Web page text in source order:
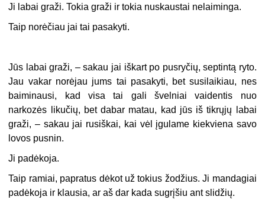
Ji labai graži. Tokia graži ir tokia nuskaustai nelaiminga.
Taip norėčiau jai tai pasakyti.
Jūs labai graži, – sakau jai iškart po pusryčių, septintą ryto.
Jau vakar norėjau jums tai pasakyti, bet susilaikiau, nes
baiminausi, kad visa tai gali švelniai vaidentis nuo
narkozės likučių, bet dabar matau, kad jūs iš tikrųjų labai
graži, – sakau jai rusiškai, kai vėl įgulame kiekviena savo
lovos pusnin.
Ji padėkoja.
Taip ramiai, papratus dėkot už tokius žodžius. Ji mandagiai
padėkoja ir klausia, ar aš dar kada sugrįšiu ant slidžių.